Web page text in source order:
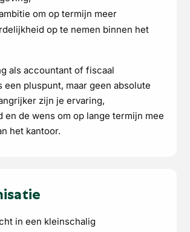
om op termijn meer
op te nemen binnen het
als accountant of fiscaal
een pluspunt, maar geen absolute
zijn je ervaring,
en de wens om op lange termijn mee
het kantoor.
in een kleinschalig